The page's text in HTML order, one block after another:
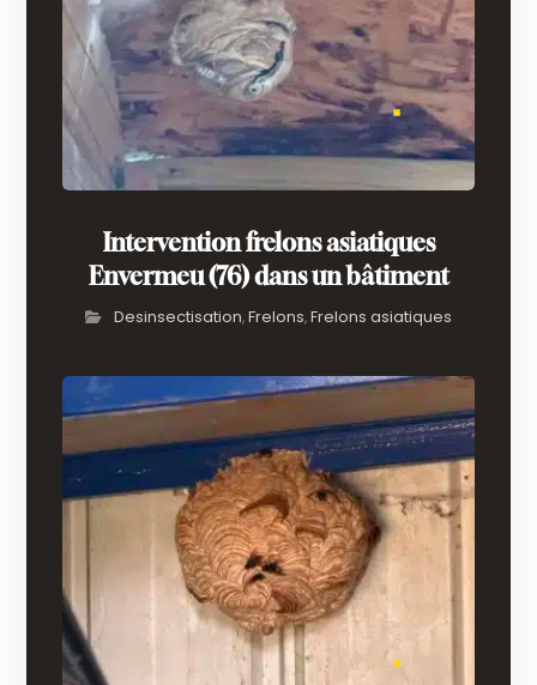
Intervention frelons asiatiques
Envermeu (76) dans un bâtiment
Desinsectisation,Frelons,Frelons asiatiques